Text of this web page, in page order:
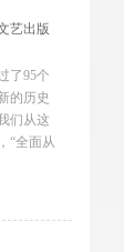
艺出版
了95个
的历史
们从这
“全面从